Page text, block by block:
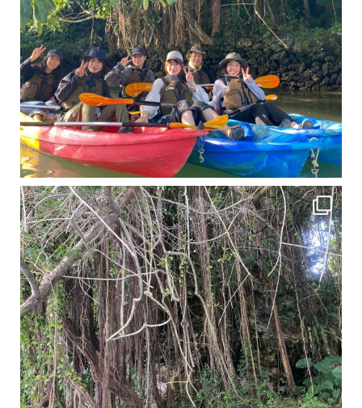
11月となり沖縄も寒くなってきましたが まだまだ沖縄は半袖です
この時期は、修学旅行